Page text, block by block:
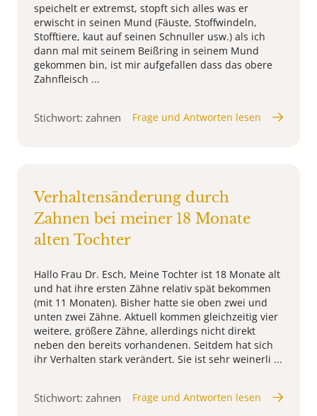
speichelt er extremst, stopft sich alles was er
erwischt in seinen Mund (Fäuste, Stoffwindeln,
Stofftiere, kaut auf seinen Schnuller usw.) als ich
dann mal mit seinem Beißring in seinem Mund
gekommen bin, ist mir aufgefallen dass das obere
Zahnfleisch ...
Stichwort: zahnen Frage und Antworten lesen
Verhaltensänderung durch
Zahnen bei meiner 18 Monate
alten Tochter
Hallo Frau Dr. Esch, Meine Tochter ist 18 Monate alt
und hat ihre ersten Zähne relativ spät bekommen
(mit 11 Monaten). Bisher hatte sie oben zwei und
unten zwei Zähne. Aktuell kommen gleichzeitig vier
weitere, größere Zähne, allerdings nicht direkt
neben den bereits vorhandenen. Seitdem hat sich
ihr Verhalten stark verändert. Sie ist sehr weinerli ...
Stichwort: zahnen Frage und Antworten lesen